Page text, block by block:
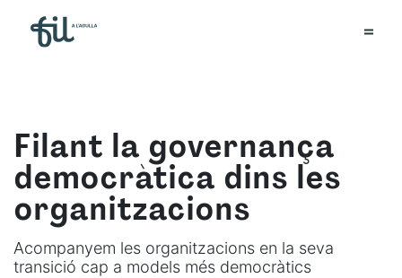
Filant la governança
democràtica dins les
organitzacions
Acompanyem les organitzacions en la seva
transició cap a models més democràtics